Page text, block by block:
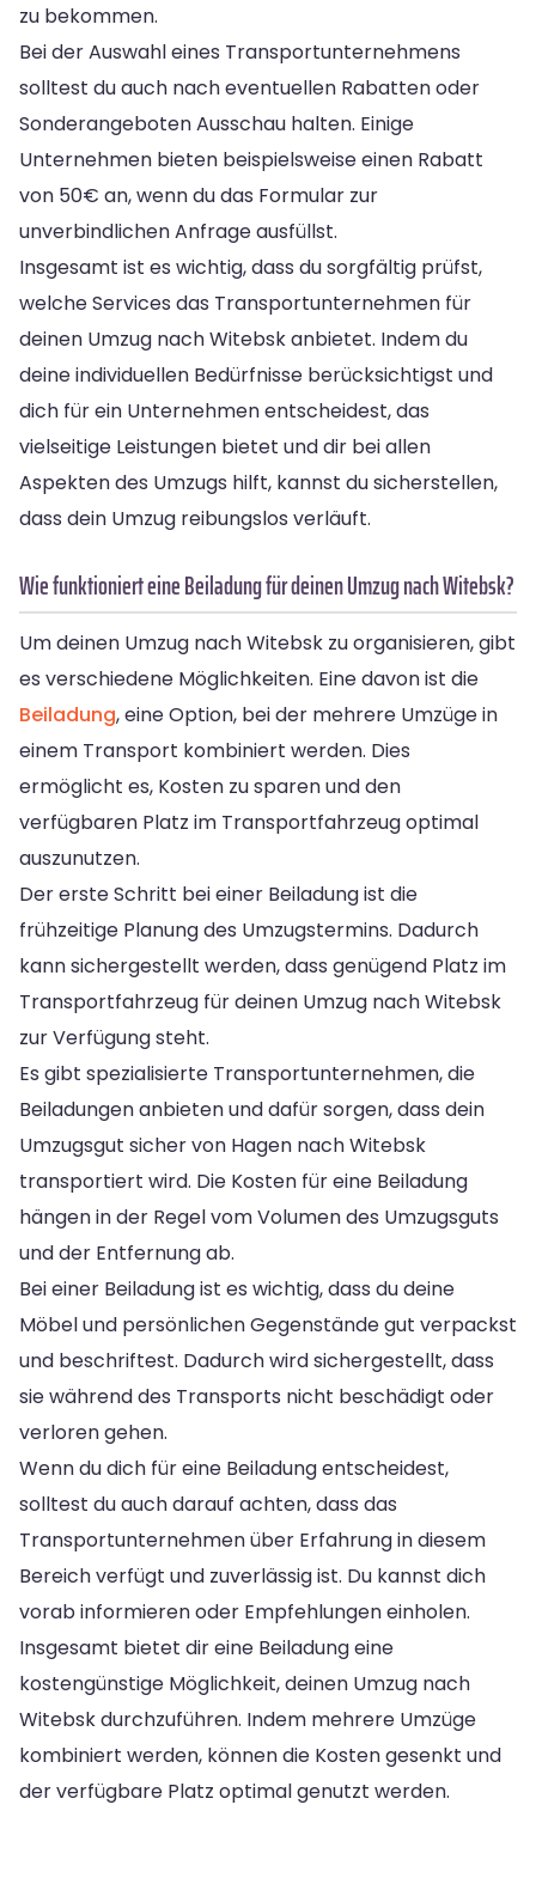
zu bekommen.
Bei der Auswahl eines Transportunternehmens
solltest du auch nach eventuellen Rabatten oder
Sonderangeboten Ausschau halten. Einige
Unternehmen bieten beispielsweise einen Rabatt
von 50€ an, wenn du das Formular zur
unverbindlichen Anfrage ausfüllst.
Insgesamt ist es wichtig, dass du sorgfältig prüfst,
welche Services das Transportunternehmen für
deinen Umzug nach Witebsk anbietet. Indem du
deine individuellen Bedürfnisse berücksichtigst und
dich für ein Unternehmen entscheidest, das
vielseitige Leistungen bietet und dir bei allen
Aspekten des Umzugs hilft, kannst du sicherstellen,
dass dein Umzug reibungslos verläuft.
Wie funktioniert eine Beiladung für deinen Umzug nach Witebsk?
Um deinen Umzug nach Witebsk zu organisieren, gibt
es verschiedene Möglichkeiten. Eine davon ist die
Beiladung, eine Option, bei der mehrere Umzüge in
einem Transport kombiniert werden. Dies
ermöglicht es, Kosten zu sparen und den
verfügbaren Platz im Transportfahrzeug optimal
auszunutzen.
Der erste Schritt bei einer Beiladung ist die
frühzeitige Planung des Umzugstermins. Dadurch
kann sichergestellt werden, dass genügend Platz im
Transportfahrzeug für deinen Umzug nach Witebsk
zur Verfügung steht.
Es gibt spezialisierte Transportunternehmen, die
Beiladungen anbieten und dafür sorgen, dass dein
Umzugsgut sicher von Hagen nach Witebsk
transportiert wird. Die Kosten für eine Beiladung
hängen in der Regel vom Volumen des Umzugsguts
und der Entfernung ab.
Bei einer Beiladung ist es wichtig, dass du deine
Möbel und persönlichen Gegenstände gut verpackst
und beschriftest. Dadurch wird sichergestellt, dass
sie während des Transports nicht beschädigt oder
verloren gehen.
Wenn du dich für eine Beiladung entscheidest,
solltest du auch darauf achten, dass das
Transportunternehmen über Erfahrung in diesem
Bereich verfügt und zuverlässig ist. Du kannst dich
vorab informieren oder Empfehlungen einholen.
Insgesamt bietet dir eine Beiladung eine
kostengünstige Möglichkeit, deinen Umzug nach
Witebsk durchzuführen. Indem mehrere Umzüge
kombiniert werden, können die Kosten gesenkt und
der verfügbare Platz optimal genutzt werden.